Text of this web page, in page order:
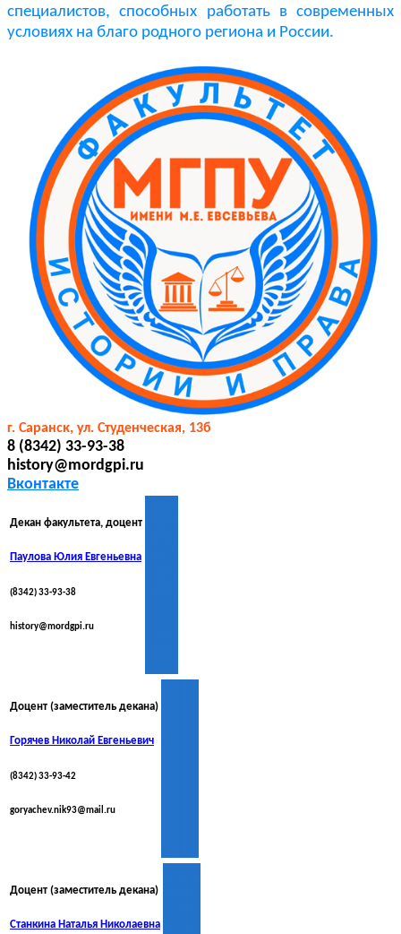
специалистов, способных работать в современных
условиях на благо родного региона и России.
г. Саранск, ул. Студенческая, 13б
8 (8342) 33-93-38
history@mordgpi.ru
Вконтакте
Декан факультета, доцент
Паулова Юлия Евгеньевна
(8342) 33-93-38
history@mordgpi.ru
Доцент (заместитель декана)
Горячев Николай Евгеньевич
(8342) 33-93-42
goryachev.nik93@mail.ru
Доцент (заместитель декана)
Станкина Наталья Николаевна